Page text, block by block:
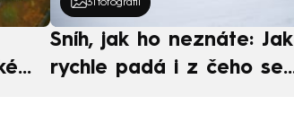
31 fotografií
Sníh, jak ho neznáte: Jak
rychle padá i z čeho se